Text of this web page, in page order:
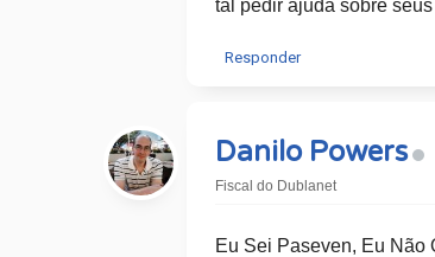
tal pedir ajuda sobre
Responder
Danilo Powers
Fiscal do Dublanet
Eu Sei Paseven, Eu Não